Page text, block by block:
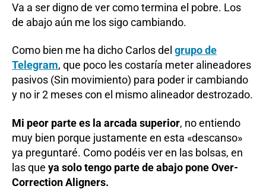
Va a ser digno de ver como termina el pobre. Los
de abajo aún me los sigo cambiando.
Como bien me ha dicho Carlos del grupo de
Telegram, que poco les costaría meter alineadores
pasivos (Sin movimiento) para poder ir cambiando
y no ir 2 meses con el mismo alineador destrozado.
Mi peor parte es la arcada superior, no entiendo
muy bien porque justamente en esta «descanso»
ya preguntaré. Como podéis ver en las bolsas, en
las que ya solo tengo parte de abajo pone Over-
Correction Aligners.